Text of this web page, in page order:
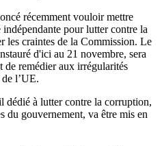
récemment vouloir mettre
pour lutter contre la
les craintes de la Commission. Le
d'ici au 21 novembre, sera
de remédier aux irrégularités
l’UE.
dédié à lutter contre la corruption,
du gouvernement, va être mis en